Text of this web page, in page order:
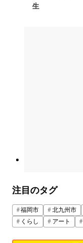
生
注目のタグ
福岡市 北九州市
くらし
アート